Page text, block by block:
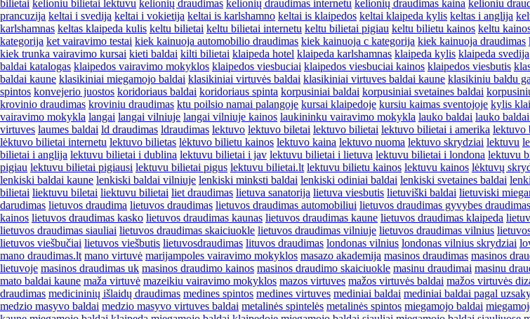
bilietai kelioniu bilietai lektuvu kelionių draudimas kelionių draudimas internetu kelionių draudimas kaina kelioniu
prancuzija keltai i svedija keltai i vokietija keltai is karlshamno keltai is klaipedos keltai klaipeda kylis keltas i anglija
karlshamnas keltas klaipeda kulis keltu bilietai keltu bilietai internetu keltu bilietai pigiau keltu bilietu kainos keltu
kategorija ket vairavimo testai kiek kainuoja automobilio draudimas kiek kainuoja c kategorija kiek kainuoja draudimas
kiek trunka vairavimo kursai kieti baldai kilti bilietai klaipeda hotel klaipeda karlshamnas klaipeda kylis klaipeda svedija
baldai katalogas klaipedos vairavimo mokyklos klaipedos viesbuciai klaipedos viesbuciai kainos klaipedos viesbutis
baldai kaune klasikiniai miegamojo baldai klasikiniai virtuvės baldai klasikiniai virtuves baldai kaune klasikiniu baldu
spintos konvejerio juostos koridoriaus baldai koridoriaus spinta korpusiniai baldai korpusiniai svetaines baldai
krovinio draudimas kroviniu draudimas ktu poilsio namai palangoje kursai klaipedoje kursiu kaimas sventojoje kylis
vairavimo mokykla langai langai vilniuje langai vilniuje kainos laukininku vairavimo mokykla lauko baldai lauko
virtuves laumes baldai ld draudimas ldraudimas lektuvo lektuvo biletai lektuvo bilietai lektuvo bilietai i amerika lektuvo
lėktuvo bilietai internetu lektuvo bilietas lėktuvo bilietu kainos lektuvo kaina lektuvo nuoma lektuvo skrydziai lektuvu
bilietai i anglija lektuvu bilietai i dublina lektuvu bilietai i jav lektuvu bilietai i lietuva lektuvu bilietai i londona lektuvu
pigiau lektuvu bilietai pigiausi lektuvu bilietai pigus lektuvu bilietai.lt lektuvu bilietu kainos lektuvu kainos lėktuvų
lenkiski baldai kaune lenkiski baldai vilniuje lenkiski minksti baldai lenkiski odiniai baldai lenkiski svetaines baldai
bilietai liektuvu biletai liektuvu bilietai liet draudimas lietuva sanatorija lietuva viesbutis lietuviški baldai lietuviski
darudimas lietuvos draudima lietuvos draudimas lietuvos draudimas automobiliui lietuvos draudimas gyvybes draudimas
kainos lietuvos draudimas kasko lietuvos draudimas kaunas lietuvos draudimas kaune lietuvos draudimas klaipeda
lietuvos draudimas siauliai lietuvos draudimas skaiciuokle lietuvos draudimas vilniuje lietuvos draudimas vilnius
lietuvos viešbučiai lietuvos viešbutis lietuvosdraudimas lituvos draudimas londonas vilnius londonas vilnius skrydziai
mano draudimas.lt mano virtuvė marijampoles vairavimo mokyklos masazo akademija masinos draudimas masinos
lietuvoje masinos draudimas uk masinos draudimo kainos masinos draudimo skaiciuokle masinu draudimai masinu
mato baldai kaune maža virtuvė mazeikiu vairavimo mokyklos mazos virtuves mažos virtuvės baldai mažos virtuvės
draudimas medicininių išlaidų draudimas medines spintos medines virtuves mediniai baldai mediniai baldai pagal
medzio masyvo baldai medzio masyvo virtuves baldai metalinės spintelės metalinės spintos miegamojo baldai